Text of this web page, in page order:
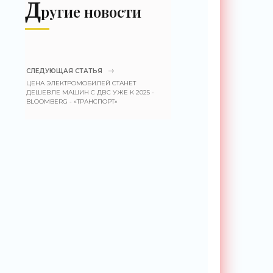
Другие новости
СЛЕДУЮЩАЯ СТАТЬЯ
ЦЕНА ЭЛЕКТРОМОБИЛЕЙ СТАНЕТ
ДЕШЕВЛЕ МАШИН С ДВС УЖЕ К 2025 -
BLOOMBERG - «ТРАНСПОРТ»